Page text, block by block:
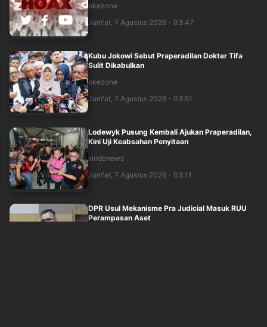
okezone
Jum'at, 7 Agustus 2026 - 03:47
Kubu Jokowi Sebut Praperadilan Dokter Tifa
Sulit Dikabulkan
okezone
Jum'at, 7 Agustus 2026 - 03:51
Lodewyk Pusung Kembali Ajukan Praperadilan,
Kini Uji Keabsahan Penyitaan
sindonews
Jum'at, 7 Agustus 2026 - 03:11
DPR Usul Mekanisme Pra Judicial Masuk RUU
Perampasan Aset